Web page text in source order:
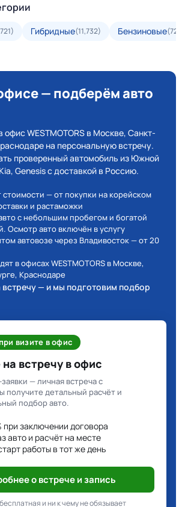
Гибридные(11,732) Бензиновые
— подберём авто
WESTMOTORS в Москве, Санкт-
на персональную встречу.
проверенный автомобиль из Южной
Genesis с доставкой в Россию.
— от покупки на корейском
и растаможки
с небольшим пробегом и богатой
Осмотр авто включён в услугу
автовозе через Владивосток — от 20
в офисах WESTMOTORS в Москве,
Краснодаре
встречу — и мы подготовим подбор
визите в офис
встречу в офис
— личная встреча с
получите детальный расчёт и
подбор авто.
при заключении договора
авто и расчёт на месте
работы в тот же день
о встрече и запись
и ни к чему не обязывает